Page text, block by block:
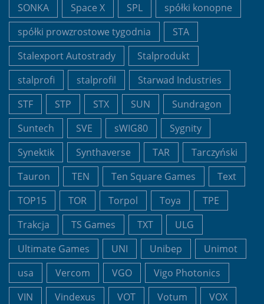
SONKA
Space X SPL
spółki konopne
spółki prowzrostowe tygodnia
STA
Stalexport Autostrady
Stalprodukt
stalprofi
stalprofil
Starwad Industries
STF
STP STX SUN
Sundragon
Suntech
SVE sWIG80
Sygnity
Synektik
Synthaverse TAR
Tarczyński
Tauron
TEN Ten Square Games
Text
TOP15
TOR Torpol Toya
TPE
Trakcja
TS Games TXT
ULG
Ultimate Games
UNI Unibep
Unimot
usa
Vercom VGO
Vigo Photonics
VIN
Vindexus VOT Votum
VOX